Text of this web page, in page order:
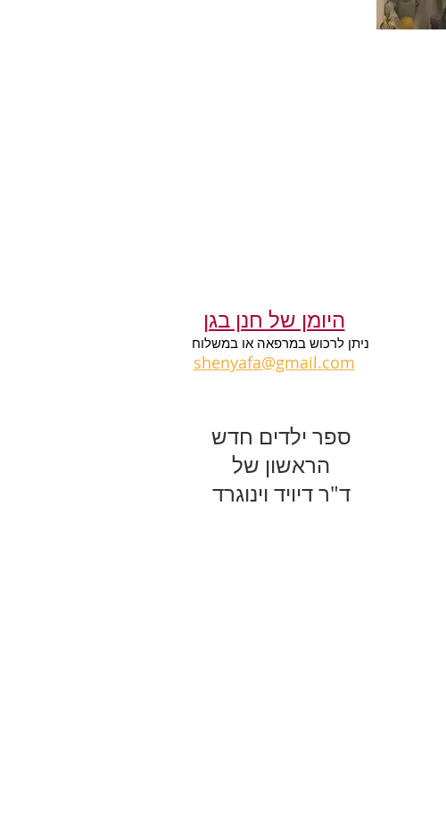
היומן של חנן בגן
ניתן לרכוש במרפאה או במשלוח
shenyafa@gmail.com
ספר ילדים חדש
הראשון של
ד"ר דיויד וינוגרד